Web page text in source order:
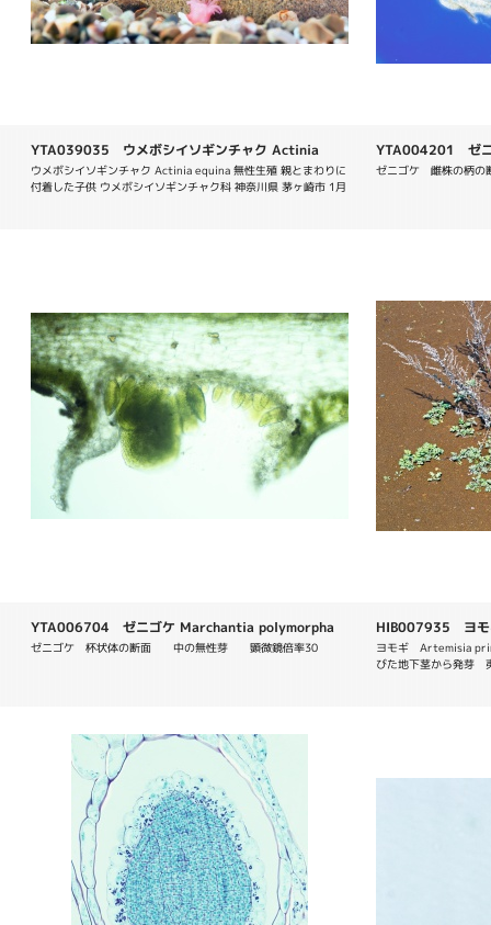
YTA039035 ウメボシイソギンチャク Actinia
equina
ウメボシイソギンチャク Actinia equina 無性生殖 親とまわりに
YTA004201 ゼ
ゼニゴケ　雌株の柄の
YTA006704 ゼニゴケ Marchantia polymorpha
ゼニゴケ　杯状体の断面　　中の無性芽　　顕微鏡倍率30
HIB007935 ヨ
ヨモギ　Artemisia
びた地下茎から発芽